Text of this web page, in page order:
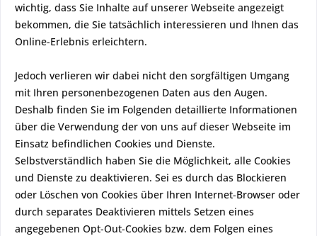
wichtig, dass Sie Inhalte auf unserer Webseite angezeigt
bekommen, die Sie tatsächlich interessieren und Ihnen das
Online-Erlebnis erleichtern.
Jedoch verlieren wir dabei nicht den sorgfältigen Umgang
mit Ihren personenbezogenen Daten aus den Augen.
Deshalb finden Sie im Folgenden detaillierte Informationen
über die Verwendung der von uns auf dieser Webseite im
Einsatz befindlichen Cookies und Dienste.
Selbstverständlich haben Sie die Möglichkeit, alle Cookies
und Dienste zu deaktivieren. Sei es durch das Blockieren
oder Löschen von Cookies über Ihren Internet-Browser oder
durch separates Deaktivieren mittels Setzen eines
angegebenen Opt-Out-Cookies bzw. dem Folgen eines